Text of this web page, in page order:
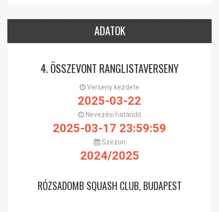
ADATOK
4. ÖSSZEVONT RANGLISTAVERSENY
Verseny kezdete
2025-03-22
Nevezési határidő
2025-03-17 23:59:59
Szezon
2024/2025
RÓZSADOMB SQUASH CLUB, BUDAPEST